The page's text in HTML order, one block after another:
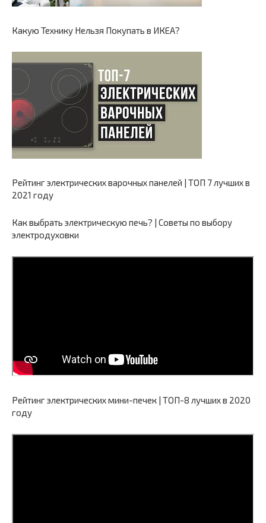
Какую Технику Нельзя Покупать в ИКЕА?
Рейтинг электрических варочных панелей | ТОП 7 лучших в
2021 году
Как выбрать электрическую печь? | Советы по выбору
электродуховки
Рейтинг электрических мини-печек | ТОП-8 лучших в 2020
году